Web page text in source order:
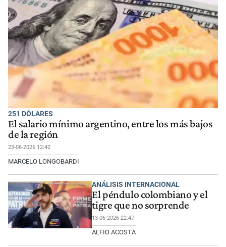
251 DÓLARES
El salario mínimo argentino, entre los más bajos
de la región
23-06-2026 12:42
MARCELO LONGOBARDI
ANÁLISIS INTERNACIONAL
El péndulo colombiano y el
tigre que no sorprende
13-06-2026 22:47
ALFIO ACOSTA